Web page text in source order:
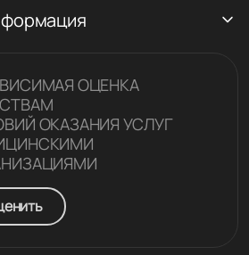
ОЦЕНКА
ОКАЗАНИЯ УСЛУГ